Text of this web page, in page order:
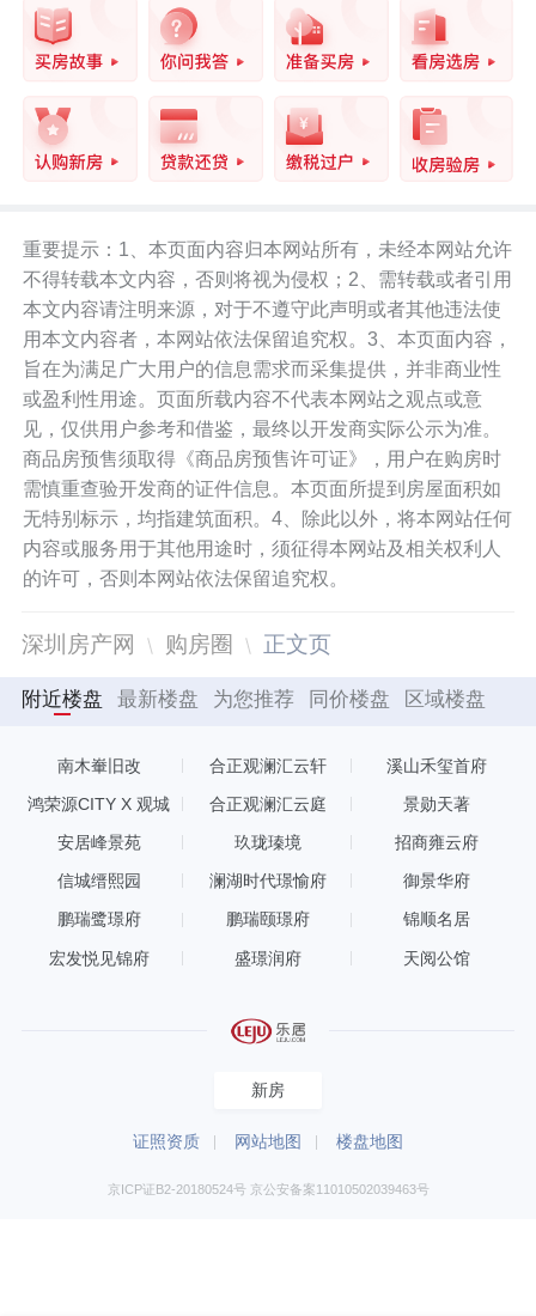
分利用空间，具有合理的“洗-切-炒”厨房动
线规划。该户型设计了开间约6.1米的大阳
该户型有“三分离”形式卫生间，马桶区、
保证三个空间相互看不见，又可以同时使
用，洗漱、如厕、淋浴、家政互不打扰。
大主卧带干湿分离主卫，可满足业主私密
性的需求。双次卧的户型设计，很好地满
足二孩家庭的居住需求。
万科启城家园项目建面约97㎡，三房两厅
厅、餐厅、阳台一体化连接设计，增加居
室整体的明亮度和舒适感，采光、通风效
间，具有合理的“洗-切-炒”厨房动线规划。
阳台的开间约5.5米，享受阳光和家政两不
耽误。
该户型有“三分离”形式卫生间，马桶区、
洗漱台、淋浴间三个区域相互隔开，洗
同时使用。主卧有干湿分离的主卫，业主
日常居住体验更佳。双次卧的户型设计，
很好地满足五口之家的居住需求。
重要提示：1、本页面内容归本网站所有，未经本网站允许
不得转载本文内容，否则将视为侵权；2、需转载或者引用
本文内容请注明来源，对于不遵守此声明或者其他违法使
用本文内容者，本网站依法保留追究权。3、本页面内容，
旨在为满足广大用户的信息需求而采集提供，并非商业性
或盈利性用途。页面所载内容不代表本网站之观点或意
见，仅供用户参考和借鉴，最终以开发商实际公示为准。
商品房预售须取得《商品房预售许可证》，用户在购房时
需慎重查验开发商的证件信息。本页面所提到房屋面积如
无特别标示，均指建筑面积。4、除此以外，将本网站任何
内容或服务用于其他用途时，须征得本网站及相关权利人
的许可，否则本网站依法保留追究权。
深圳房产网 购房圈 正文页
附近楼盘 最新楼盘 为您推荐 同价楼盘 区域楼盘
南木輋旧改 合正观澜汇云轩 溪山禾玺首府
鸿荣源CITY X 观城 合正观澜汇云庭 景勋天著
安居峰景苑 玖珑瑧境 招商雍云府
信城缙熙园 澜湖时代璟愉府 御景华府
鹏瑞鹭璟府 鹏瑞颐璟府 锦顺名居
宏发悦见锦府 盛璟润府 天阅公馆
新房
证照资质 网站地图 楼盘地图
京ICP证B2-20180524号 京公安备案11010502039463号